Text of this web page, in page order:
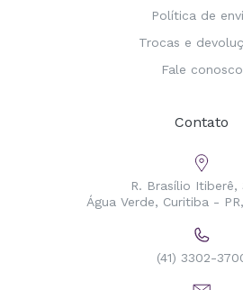
Política de
Trocas e
Fale conosco
Contato
R. Brasílio Itiberê,
Água Verde, Curitiba -
(41) 3302-